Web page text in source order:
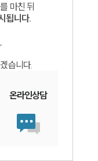
마친 뒤
됩니다.
습니다.
온라인상담